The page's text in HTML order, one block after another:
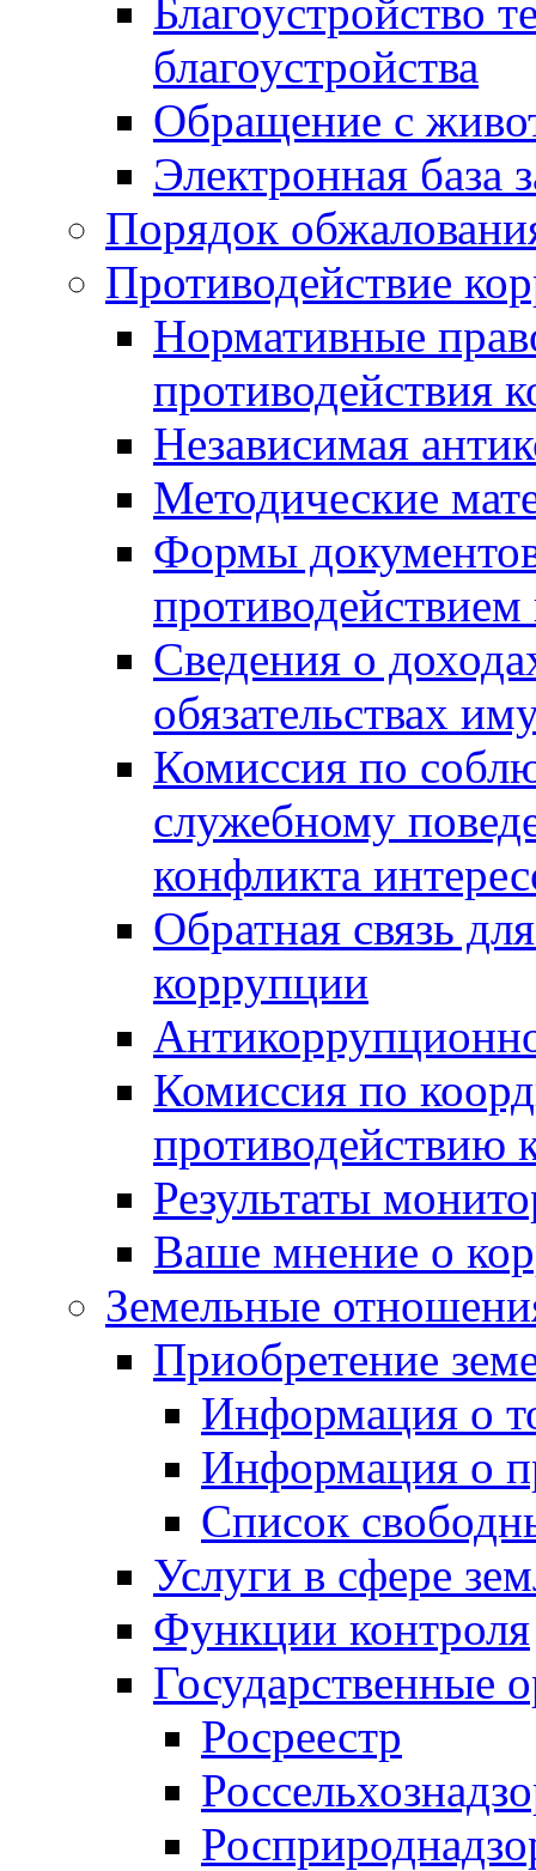
Благоустройство
благоустройства
Обращение с
Электронная база
Порядок
Противодействие
Нормативные
противодействия
Независимая
Методические
Формы
Сведения о
обязательствах
Комиссия по
служебному
конфликта
Обратная связь
коррупции
Комиссия по
противодействию
Результаты
Ваше мнение о
Земельные
Приобретение
Информация о
Информация о
Список
Услуги в сфере
Функции контроля
Государственные
Росреестр